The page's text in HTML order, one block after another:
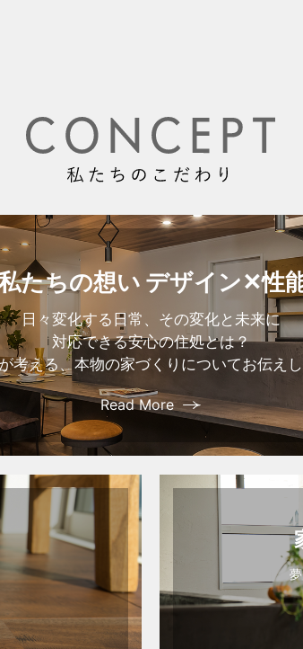
たちの想い デザイン✕性
日々変化する日常、 その変化と未来に
対応できる安心の住処とは？
考える、本物の家づくりについてお伝えし
Read More